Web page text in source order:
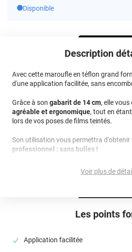
Disponible
Les points
Application facilitée
Description
Avec cette maroufle en téflon grand
d'une application facilitée, sans
Grâce à son gabarit de 14 cm, elle
agréable et ergonomique, tout en
lors de vos poses de films teintés.
Son utilisation vous permettra d'obtenir
professionnel : sans bulles !
VO217.
Voir plus de